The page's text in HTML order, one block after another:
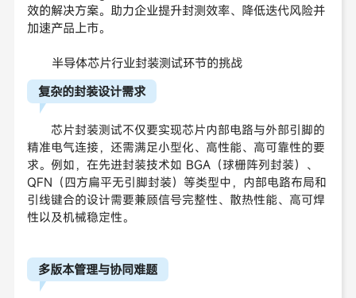
效的解决方案。助力企业提升封测效率、降低迭代风险并
加速产品上市。
半导体芯片行业封装测试环节的挑战
复杂的封装设计需求
芯片封装测试不仅要实现芯片内部电路与外部引脚的
精准电气连接，还需满足小型化、高性能、高可靠性的要
求。例如，在先进封装技术如 BGA（球栅阵列封装）、
QFN（四方扁平无引脚封装）等类型中，内部电路布局和
引线键合的设计需要兼顾信号完整性、散热性能、高可焊
性以及机械稳定性。
多版本管理与协同难题